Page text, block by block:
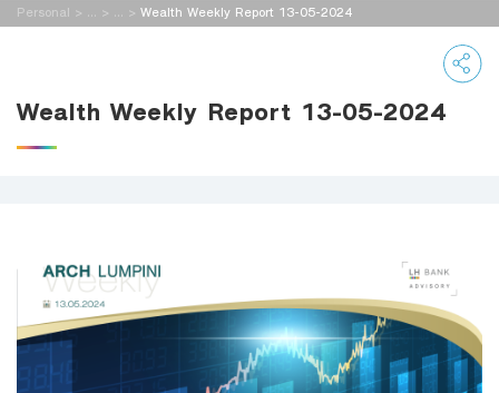
About Us
Contact Us
Tel 1327 TH EN
Family Banking
Foreigners
Personal > > > Wealth Weekly Report 13-05-2024
Wealth Weekly Report 13-05-2024